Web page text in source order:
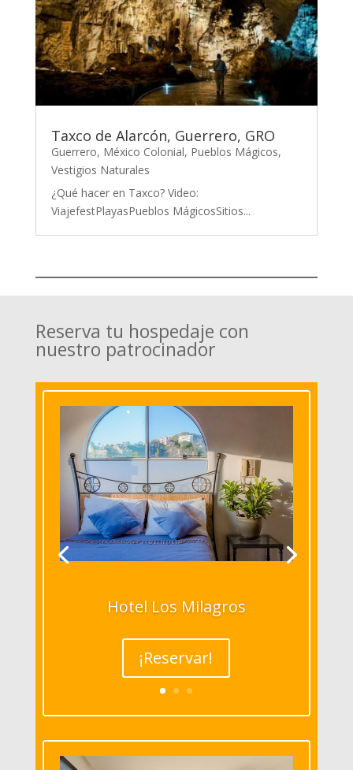
Taxco de Alarcón, Guerrero, GRO
Guerrero, México Colonial, Pueblos Mágicos,
Vestigios Naturales
¿Qué hacer en Taxco? Video:
ViajefestPlayasPueblos MágicosSitios...
Reserva tu hospedaje con
nuestro patrocinador
Hotel Los Milagros
¡Reservar!